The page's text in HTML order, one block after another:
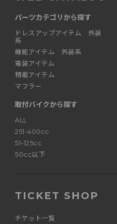
パーツカテゴリから探す
ドレスアップアイテム 外装
系
機能アイテム 外装系
電装アイテム
積載アイテム
マフラー
取付バイクから探す
ALL
251-400cc
51-125cc
50cc以下
TICKET SHOP
チケット一覧